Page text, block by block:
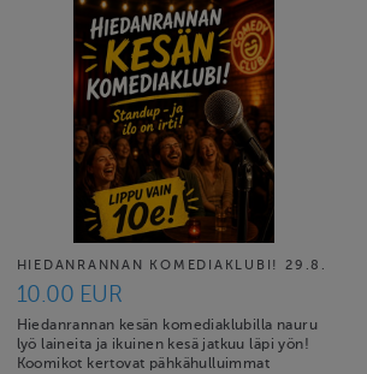
HIEDANRANNAN KOMEDIAKLUBI! 29.8.
10.00 EUR
Hiedanrannan kesän komediaklubilla nauru
lyö laineita ja ikuinen kesä jatkuu läpi yön!
Koomikot kertovat pähkähulluimmat